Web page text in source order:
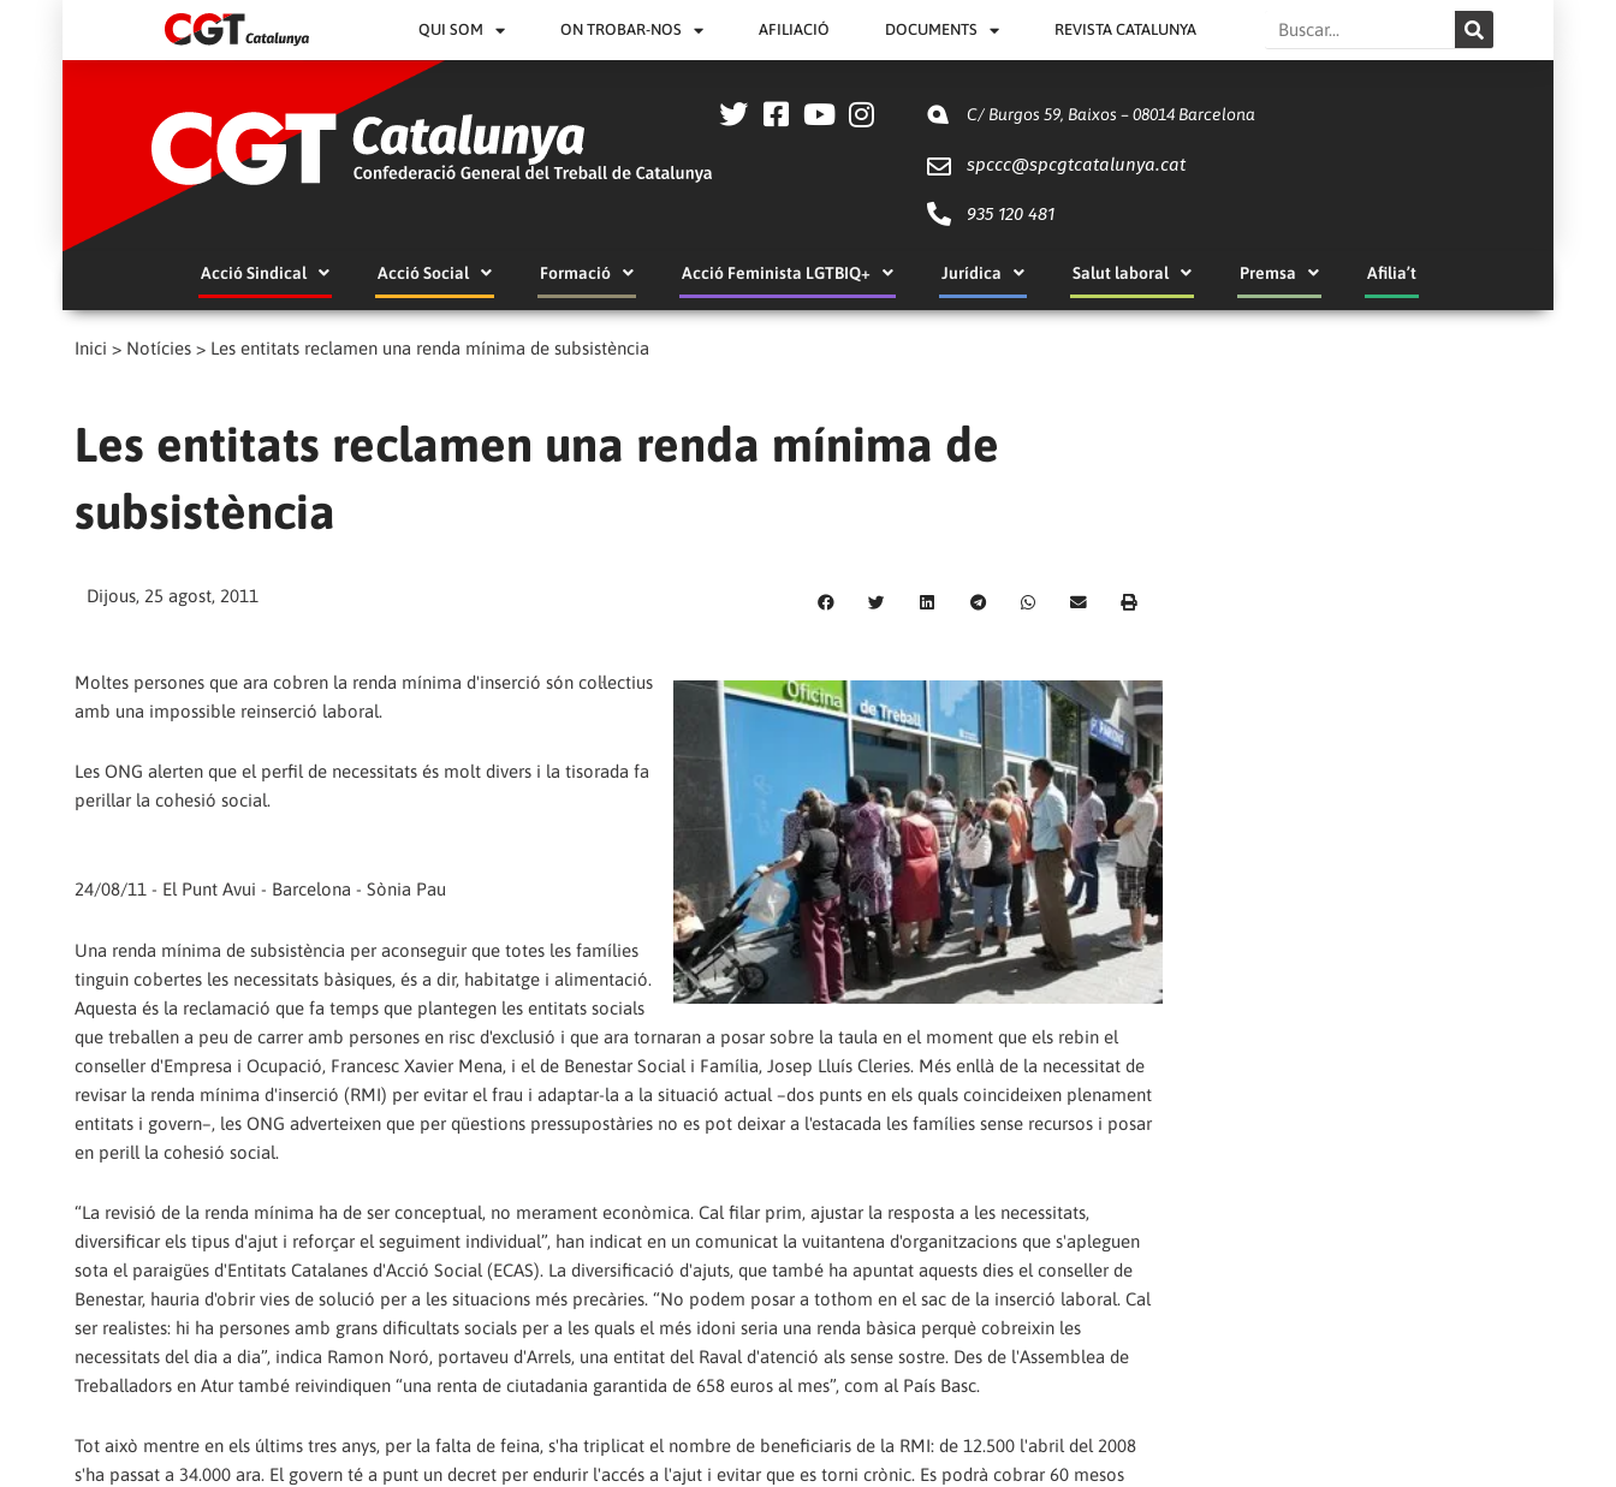
QUI SOM ON TROBAR-NOS AFILIACIÓ DOCUMENTS REVISTA CATALUNYA Search
C/ Burgos 59, Baixos – 08014 Barcelona
spccc@spcgtcatalunya.cat
935 120 481
Acció Sindical Acció Social Formació Acció Feminista LGTBIQ+ Jurídica Salut laboral Premsa Afilia’t
Inici > Notícies > Les entitats reclamen una renda mínima de subsistència
Les entitats reclamen una renda mínima de
subsistència
Dijous, 25 agost, 2011
Moltes persones que ara cobren la renda mínima d'inserció són col·lectius
amb una impossible reinserció laboral.
Les ONG alerten que el perfil de necessitats és molt divers i la tisorada fa
perillar la cohesió social.
24/08/11 - El Punt Avui - Barcelona - Sònia Pau
Una renda mínima de subsistència per aconseguir que totes les famílies
tinguin cobertes les necessitats bàsiques, és a dir, habitatge i alimentació.
Aquesta és la reclamació que fa temps que plantegen les entitats socials
que treballen a peu de carrer amb persones en risc d'exclusió i que ara tornaran a posar sobre la taula en el moment que els rebin el
conseller d'Empresa i Ocupació, Francesc Xavier Mena, i el de Benestar Social i Família, Josep Lluís Cleries. Més enllà de la necessitat de
revisar la renda mínima d'inserció (RMI) per evitar el frau i adaptar-la a la situació actual –dos punts en els quals coincideixen plenament
entitats i govern–, les ONG adverteixen que per qüestions pressupostàries no es pot deixar a l'estacada les famílies sense recursos i posar
en perill la cohesió social.
“La revisió de la renda mínima ha de ser conceptual, no merament econòmica. Cal filar prim, ajustar la resposta a les necessitats,
diversificar els tipus d'ajut i reforçar el seguiment individual”, han indicat en un comunicat la vuitantena d'organitzacions que s'apleguen
sota el paraigües d'Entitats Catalanes d'Acció Social (ECAS). La diversificació d'ajuts, que també ha apuntat aquests dies el conseller de
Benestar, hauria d'obrir vies de solució per a les situacions més precàries. “No podem posar a tothom en el sac de la inserció laboral. Cal
ser realistes: hi ha persones amb grans dificultats socials per a les quals el més idoni seria una renda bàsica perquè cobreixin les
necessitats del dia a dia”, indica Ramon Noró, portaveu d'Arrels, una entitat del Raval d'atenció als sense sostre. Des de l'Assemblea de
Treballadors en Atur també reivindiquen “una renta de ciutadania garantida de 658 euros al mes”, com al País Basc.
Tot això mentre en els últims tres anys, per la falta de feina, s'ha triplicat el nombre de beneficiaris de la RMI: de 12.500 l'abril del 2008
s'ha passat a 34.000 ara. El govern té a punt un decret per endurir l'accés a l'ajut i evitar que es torni crònic. Es podrà cobrar 60 mesos